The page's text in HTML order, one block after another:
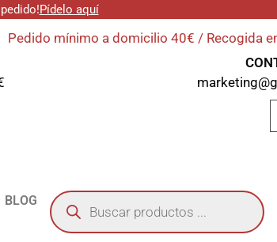
Pídelo aquí
Pedido mínimo a domicilio 40€ / Recogida
BLOG